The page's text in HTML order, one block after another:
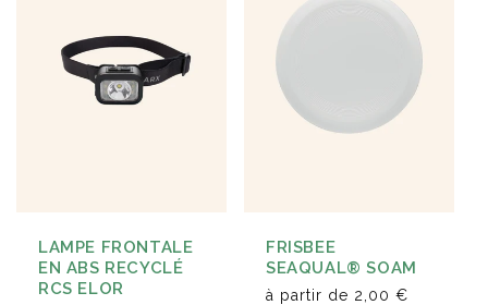
LAMPE FRONTALE
EN ABS RECYCLÉ
RCS ELOR
FRISBEE
SEAQUAL® SOAM
à partir de 2,00 €